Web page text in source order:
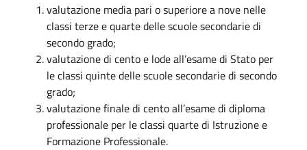
valutazione media pari o superiore a nove nelle
classi terze e quarte delle scuole secondarie di
secondo grado;
valutazione di cento e lode all’esame di Stato per
le classi quinte delle scuole secondarie di secondo
grado;
valutazione finale di cento all’esame di diploma
professionale per le classi quarte di Istruzione e
Formazione Professionale.